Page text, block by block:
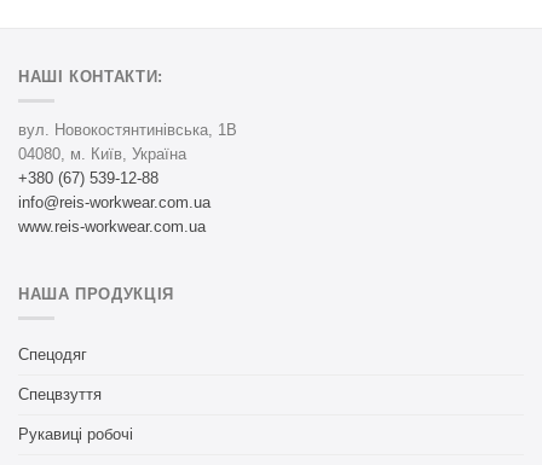
НАШІ КОНТАКТИ:
вул. Новокостянтинівська, 1В
04080, м. Київ, Україна
+380 (67) 539-12-88
info@reis-workwear.com.ua
www.reis-workwear.com.ua
НАША ПРОДУКЦІЯ
Спецодяг
Спецвзуття
Рукавиці робочі